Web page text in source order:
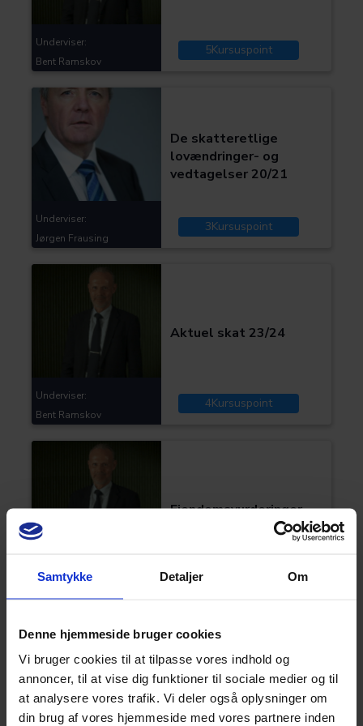
Samtykke Detaljer Om
Denne hjemmeside bruger cookies
Vi bruger cookies til at tilpasse vores indhold og
annoncer, til at vise dig funktioner til sociale medier og til
at analysere vores trafik. Vi deler også oplysninger om
din brug af vores hjemmeside med vores partnere inden
5Kursuspoint
Underviser:
Bent Ramskov
De skatteretlige
lovændringer- og
vedtagelser 20/21
3Kursuspoint
Underviser:
Jørgen Frausing
Aktuel skat 23/24
4Kursuspoint
Underviser:
Bent Ramskov
Ejendomsvurderinger
Underviser:
Skattekontrolloven